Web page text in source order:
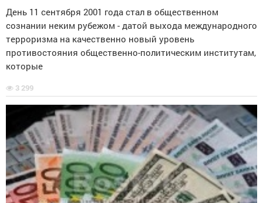
День 11 сентября 2001 года стал в общественном
сознании неким рубежом - датой выхода международного
терроризма на качественно новый уровень
противостояния общественно-политическим институтам,
которые
3 299